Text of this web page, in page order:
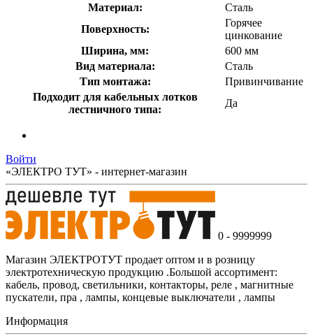
Материал:
Сталь
Поверхность:
Горячее
цинкование
Ширина, мм:
600 мм
Вид материала:
Сталь
Тип монтажа:
Привинчивание
Подходит для кабельных лотков
лестничного типа:
Да
Войти
«ЭЛЕКТРО ТУТ» - интернет-магазин
0 - 9999999
Магазин ЭЛЕКТРОТУТ продает оптом и в розницу
электротехническую продукцию .Большой ассортимент:
кабель, провод, светильники, контакторы, реле , магнитные
пускатели, пра , лампы, концевые выключатели , лампы
Информация